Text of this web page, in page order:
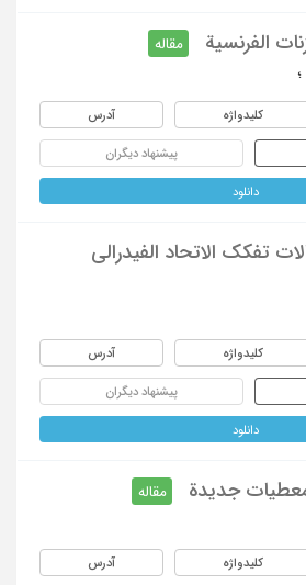
الفرنسیة
مقاله
؛
کلیدواژه آدرس
پیشنهاد دیگران
دانلود
تفکک الاتحاد الفیدرالی
کلیدواژه آدرس
پیشنهاد دیگران
دانلود
معطیات جدیدة
مقاله
کلیدواژه آدرس